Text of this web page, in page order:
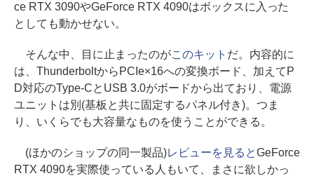
ce RTX 3090やGeForce RTX 4090はボックスに入った
としても動かせない。
そんな中、目に止まったのがこのキット だ。内容的に
は、ThunderboltからPCIe×16への変換ボード、加えてP
D対応のType-CとUSB 3.0がボードから出ており、電源
ユニットは別(基板と共に固定するパネル付き)。つま
り、いくらでも大容量なものを使うことができる。
(ほかのショップの同一製品)レビューを見るとGeForce
RTX 4090を実際使っている人もいて、まさに欲しかっ